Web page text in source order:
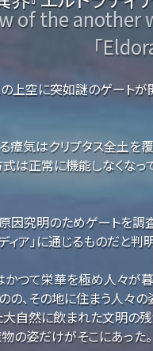
of the another
「
の上空に突如謎のゲート
瘴気はクリプタス全土を
は正常に機能しなくなっ
因究明のためゲートを調
ィア」に通じるものだと判
かつて栄華を極め人々が
の、その地に住まう人々
大自然に飲まれた文明の
の姿だけがそこにあった。